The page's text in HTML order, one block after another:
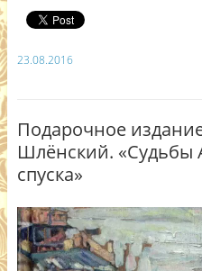
23.08.2016
Подарочное
Шлёнский. «Судьбы
спуска»
Video
Player